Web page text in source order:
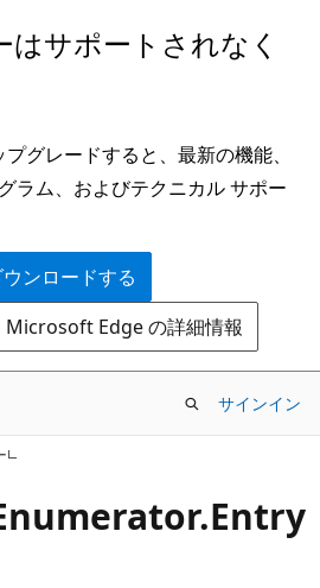
サポートされなく
グレードすると、最新の機能、
ラム、およびテクニカル サポー
ンロードする
Edge の詳細情報
サインイン
Entry